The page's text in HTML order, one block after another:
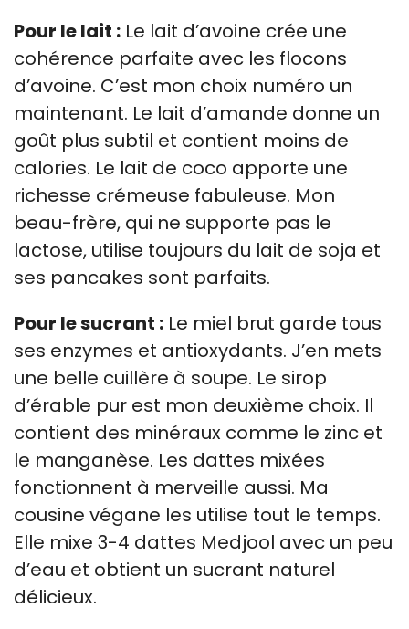
Pour le lait : Le lait d’avoine crée une
cohérence parfaite avec les flocons
d’avoine. C’est mon choix numéro un
maintenant. Le lait d’amande donne un
goût plus subtil et contient moins de
calories. Le lait de coco apporte une
richesse crémeuse fabuleuse. Mon
beau-frère, qui ne supporte pas le
lactose, utilise toujours du lait de soja et
ses pancakes sont parfaits.
Pour le sucrant : Le miel brut garde tous
ses enzymes et antioxydants. J’en mets
une belle cuillère à soupe. Le sirop
d’érable pur est mon deuxième choix. Il
contient des minéraux comme le zinc et
le manganèse. Les dattes mixées
fonctionnent à merveille aussi. Ma
cousine végane les utilise tout le temps.
Elle mixe 3-4 dattes Medjool avec un peu
d’eau et obtient un sucrant naturel
délicieux.